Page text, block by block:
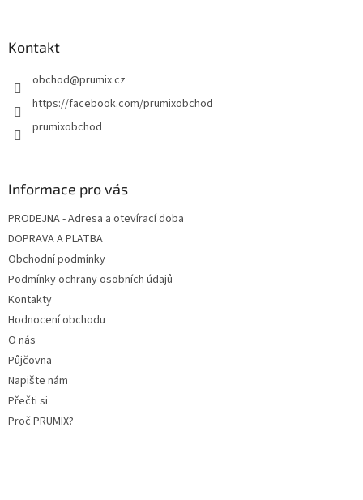
Kontakt
obchod@prumix.cz
https://facebook.com/prumixobchod
prumixobchod
Informace pro vás
PRODEJNA - Adresa a otevírací doba
DOPRAVA A PLATBA
Obchodní podmínky
Podmínky ochrany osobních údajů
Kontakty
Hodnocení obchodu
O nás
Půjčovna
Napište nám
Přečti si
Proč PRUMIX?